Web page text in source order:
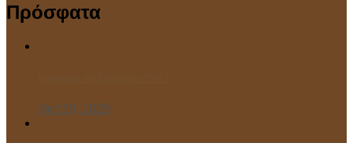
Πρόσφατα
Οκτ 28, 2025